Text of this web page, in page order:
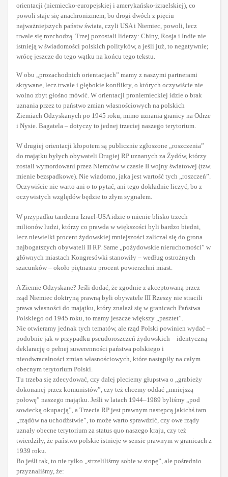
orientacji (niemiecko-europejskiej i amerykańsko-izraelskiej), co
powoli staje się anachronizmem, bo drogi dwóch z pięciu
najważniejszych państw świata, czyli USA i Niemiec, powoli, lecz
trwale się rozchodzą. Trzej pozostali liderzy: Chiny, Rosja i Indie nie
istnieją w świadomości polskich polityków, a jeśli już, to negatywnie;
wrócę jeszcze do tego wątku na końcu tego tekstu.
W obu „prozachodnich orientacjach” mamy z naszymi partnerami
skrywane, lecz trwałe i głębokie konflikty, o których oczywiście nie
wolno zbyt głośno mówić. W orientacji proniemieckiej idzie o brak
uznania przez to państwo zmian własnościowych na polskich
Ziemiach Odzyskanych po 1945 roku, mimo uznania granicy na Odrze
i Nysie. Bagatela – dotyczy to jednej trzeciej naszego terytorium.
W drugiej orientacji kłopotem są publicznie zgłoszone „roszczenia”
do majątku byłych obywateli Drugiej RP uznanych za Żydów, którzy
zostali wymordowani przez Niemców w czasie II wojny światowej (tzw.
mienie bezspadkowe). Nie wiadomo, jaka jest wartość tych „roszczeń”.
Oczywiście nie warto ani o to pytać, ani tego dokładnie liczyć, bo z
oczywistych względów będzie to złym sygnałem.
W przypadku tandemu Izrael-USA idzie o mienie blisko trzech
milionów ludzi, którzy co prawda w większości byli bardzo biedni,
lecz niewielki procent żydowskiej mniejszości zaliczał się do grona
najbogatszych obywateli II RP. Same „pożydowskie nieruchomości” w
głównych miastach Kongresówki stanowiły – według ostrożnych
szacunków – około piętnastu procent powierzchni miast.
A Ziemie Odzyskane? Jeśli dodać, że zgodnie z akceptowaną przez
rząd Niemiec doktryną prawną byli obywatele III Rzeszy nie stracili
prawa własności do majątku, który znalazł się w granicach Państwa
Polskiego od 1945 roku, to mamy jeszcze większy „pasztet”.
Nie otwieramy jednak tych tematów, ale rząd Polski powinien wydać –
podobnie jak w przypadku pseudoroszczeń żydowskich – identyczną
deklarację o pełnej suwerenności państwa polskiego i
nieodwracalności zmian własnościowych, które nastąpiły na całym
obecnym terytorium Polski.
Tu trzeba się zdecydować, czy dalej pleciemy głupstwa o „grabieży
dokonanej przez komunistów”, czy też chcemy oddać „mniejszą
połowę” naszego majątku. Jeśli w latach 1944–1989 byliśmy „pod
sowiecką okupacją”, a Trzecia RP jest prawnym następcą jakichś tam
„rządów na uchodźstwie”, to może warto sprawdzić, czy owe rządy
uznały obecne terytorium za status quo naszego kraju, czy też
twierdziły, że państwo polskie istnieje w sensie prawnym w granicach z
1939 roku.
Bo jeśli tak, to nie tylko „strzeliliśmy sobie w stopę”, ale pośrednio
przyznaliśmy, że: